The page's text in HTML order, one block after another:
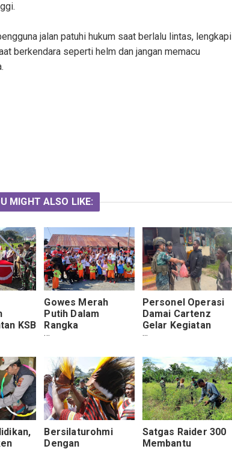
jalan patuhi hukum saat berlalu lintas, lengkapi
berkendara seperti helm dan jangan memacu
MIGHT ALSO LIKE:
KSB
Gowes Merah
Putih Dalam
Rangka
Memperingati HUT
Personel Operasi
Damai Cartenz
Gelar Kegiatan
Humanis Bersama
Bersilaturohmi
Dengan
Satgas Raider 300
Membantu